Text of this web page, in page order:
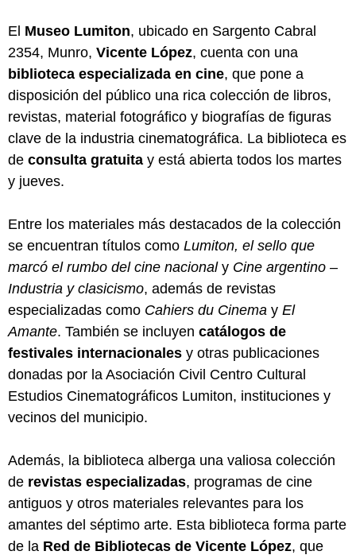
El Museo Lumiton, ubicado en Sargento Cabral
2354, Munro, Vicente López, cuenta con una
biblioteca especializada en cine, que pone a
disposición del público una rica colección de libros,
revistas, material fotográfico y biografías de figuras
clave de la industria cinematográfica. La biblioteca es
de consulta gratuita y está abierta todos los martes
y jueves.
Entre los materiales más destacados de la colección
se encuentran títulos como Lumiton, el sello que
marcó el rumbo del cine nacionaly Cine argentino –
Industria y clasicismo, además de revistas
especializadas como Cahiers du Cinema y El
Amante. También se incluyen catálogos de
festivales internacionales y otras publicaciones
donadas por la Asociación Civil Centro Cultural
Estudios Cinematográficos Lumiton, instituciones y
vecinos del municipio.
Además, la biblioteca alberga una valiosa colección
de revistas especializadas, programas de cine
antiguos y otros materiales relevantes para los
amantes del séptimo arte. Esta biblioteca forma parte
de la Red de Bibliotecas de Vicente López, que